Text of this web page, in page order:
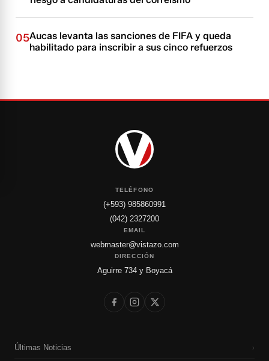
05Aucas levanta las sanciones de FIFA y queda
habilitado para inscribir a sus cinco refuerzos
TELÉFONO
(+593) 985860991
(042) 2327200
EMAIL
webmaster@vistazo.com
DIRECCIÓN
Aguirre 734 y Boyacá
Últimas Noticias ›